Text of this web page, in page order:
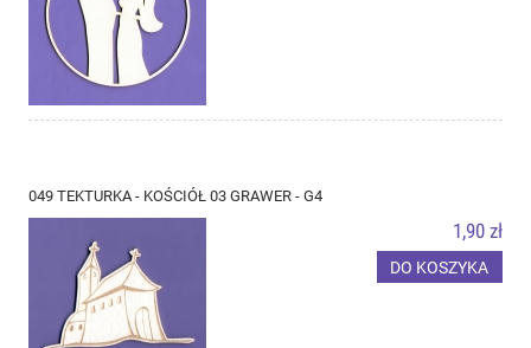
049 TEKTURKA - KOŚCIÓŁ 03 GRAWER - G4
1,90 zł
DO KOSZYKA